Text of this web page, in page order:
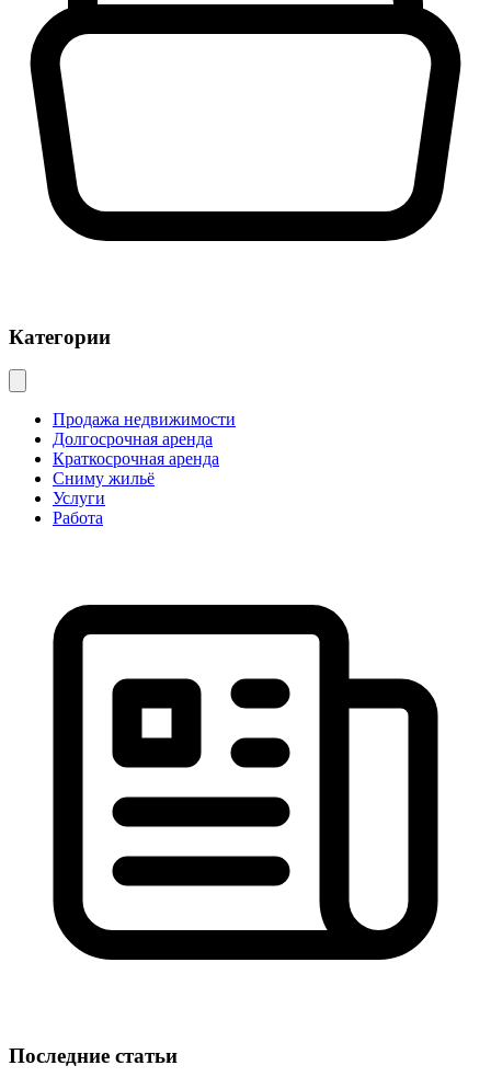
Категории
Продажа недвижимости
Долгосрочная аренда
Краткосрочная аренда
Сниму жильё
Услуги
Работа
Последние статьи